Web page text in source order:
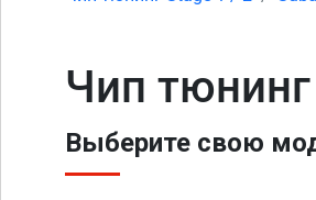
Чип
Выберите свою